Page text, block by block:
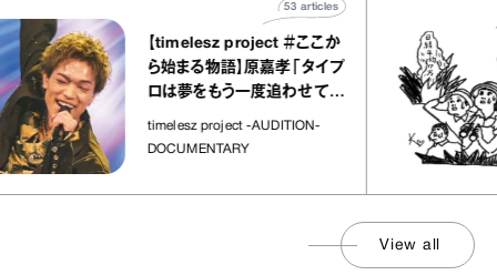
【timelesz project ＃ここか
ら始まる物語】原嘉孝「タイプ
ロは夢をもう一度追わせてく
れた場所」
timelesz project -AUDITION-
DOCUMENTARY
articles
View all